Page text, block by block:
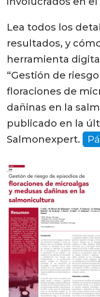
Lea todos los
resultados, y
herramienta
“Gestión de
floraciones de
dañinas en la
publicado en la
Salmonexpert.